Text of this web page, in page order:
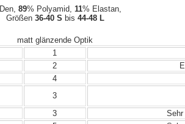
Den,89% Polyamid,11% Elastan,
Größen 36-40 S bis 44-48 L
matt glänzende Optik
1
2
4
3
3